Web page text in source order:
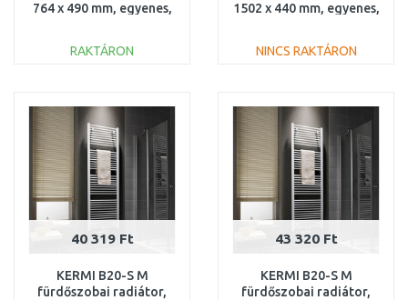
764 x 490 mm, egyenes,
LS01M0800502XXK
RAKTÁRON
Összehasonlítás
1502 x 440 mm, egyenes,
LS01M1500452XXK
NINCS RAKTÁRON
Összehasonlítás
40 319 Ft
KERMI B20-S M
fürdőszobai radiátor,
43 320 Ft
KERMI B20-S M
fürdőszobai radiátor,